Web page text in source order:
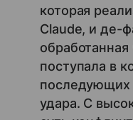
которая
Claude, и де-
поступала в
последующих
удара. С